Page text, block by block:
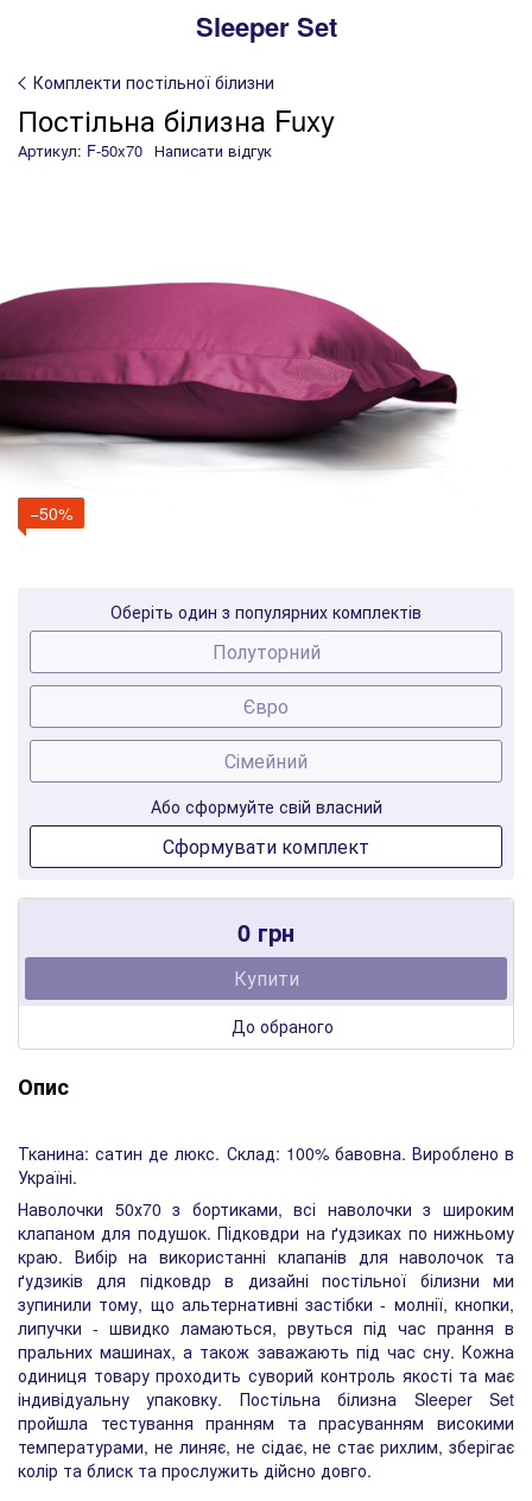
Sleeper Set
Комплекти постільної білизни
Постільна білизна Fuxy
Артикул: F-50x70 Написати відгук
−50%
Оберіть один з популярних комплектів
Полуторний
Євро
Сімейний
Або сформуйте свій власний
Сформувати комплект
0 грн
Купити
До обраного
Опис
Тканина: сатин де люкс. Склад: 100% бавовна. Вироблено в
Україні.
Наволочки 50х70 з бортиками, всі наволочки з широким
клапаном для подушок. Підковдри на ґудзиках по нижньому
краю. Вибір на використанні клапанів для наволочок та
ґудзиків для підковдр в дизайні постільної білизни ми
зупинили тому, що альтернативні застібки - молнії, кнопки,
липучки - швидко ламаються, рвуться під час прання в
пральних машинах, а також заважають під час сну. Кожна
одиниця товару проходить суворий контроль якості та має
індивідуальну упаковку. Постільна білизна Sleeper Set
пройшла тестування пранням та прасуванням високими
температурами, не линяє, не сідає, не стає рихлим, зберігає
колір та блиск та прослужить дійсно довго.